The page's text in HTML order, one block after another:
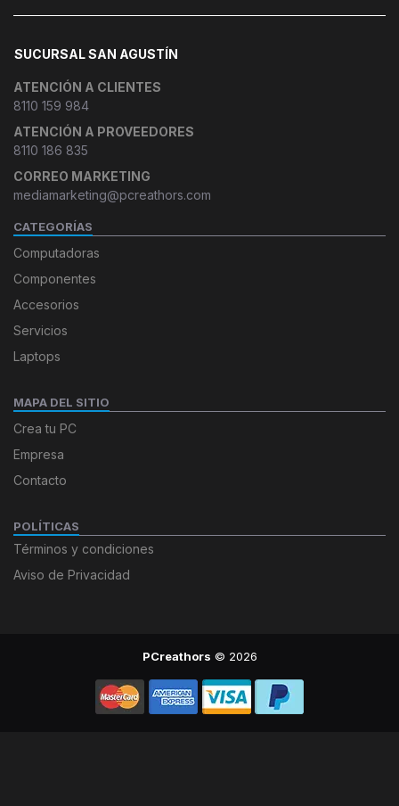
SUCURSAL SAN AGUSTÍN
ATENCIÓN A CLIENTES
8110 159 984
ATENCIÓN A PROVEEDORES
8110 186 835
CORREO MARKETING
mediamarketing@pcreathors.com
CATEGORÍAS
Computadoras
Componentes
Accesorios
Servicios
Laptops
MAPA DEL SITIO
Crea tu PC
Empresa
Contacto
POLÍTICAS
Términos y condiciones
Aviso de Privacidad
PCreathors © 2026